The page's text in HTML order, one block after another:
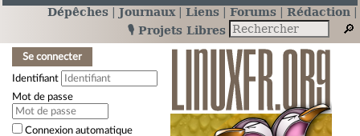
Dépêches Journaux Liens Forums
Rédaction
🎙️ Projets Libres
Se connecter
Identifiant
Mot de passe
Connexion automatique